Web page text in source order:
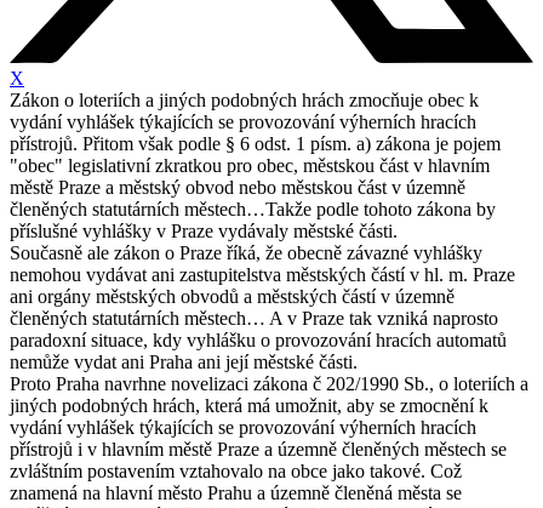
X
Zákon o loteriích a jiných podobných hrách zmocňuje obec k
vydání vyhlášek týkajících se provozování výherních hracích
přístrojů. Přitom však podle § 6 odst. 1 písm. a) zákona je pojem
"obec" legislativní zkratkou pro obec, městskou část v hlavním
městě Praze a městský obvod nebo městskou část v územně
členěných statutárních městech…Takže podle tohoto zákona by
příslušné vyhlášky v Praze vydávaly městské části.
Současně ale zákon o Praze říká, že obecně závazné vyhlášky
nemohou vydávat ani zastupitelstva městských částí v hl. m. Praze
ani orgány městských obvodů a městských částí v územně
členěných statutárních městech… A v Praze tak vzniká naprosto
paradoxní situace, kdy vyhlášku o provozování hracích automatů
nemůže vydat ani Praha ani její městské části.
Proto Praha navrhne novelizaci zákona č 202/1990 Sb., o loteriích a
jiných podobných hrách, která má umožnit, aby se zmocnění k
vydání vyhlášek týkajících se provozování výherních hracích
přístrojů i v hlavním městě Praze a územně členěných městech se
zvláštním postavením vztahovalo na obce jako takové. Což
znamená na hlavní město Prahu a územně členěná města se